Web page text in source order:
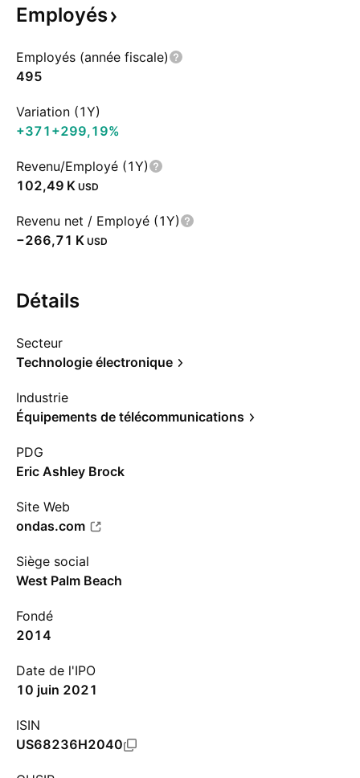
Employés
Employés (année fiscale)
495
Variation (1Y)
+371 +299,19%
Revenu/Employé (1Y)
‪102,49 K‬ USD
Revenu net / Employé (1Y)
‪−266,71 K‬ USD
Détails
Secteur
Technologie électronique
Industrie
Équipements de télécommunications
PDG
Eric Ashley Brock
Site Web
ondas.com
Siège social
West Palm Beach
Fondé
2014
Date de l'IPO
10 juin 2021
ISIN
US68236H2040